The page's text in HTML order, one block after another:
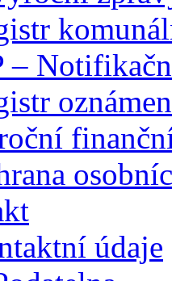
–
údaje